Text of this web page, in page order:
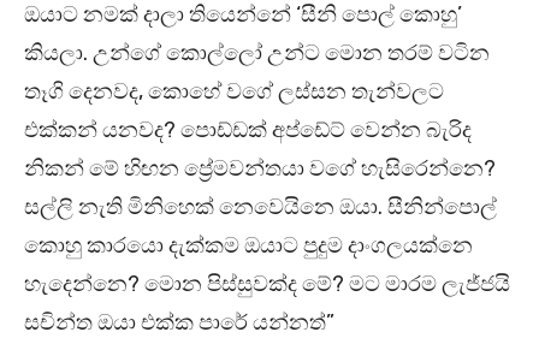
ඔයාට නමක් දාලා තියෙන්නේ ‘සීනි පොල් කොහු’
කියලා. උන්ගේ කොල්ලෝ උන්ට මොන තරම් වටින
තෑගි දෙනවද, කොහේ වගේ ලස්සන තැන්වලට
එක්කන් යනවද? පොඩ්ඩක් අප්ඩේට් වෙන්න බැරිද
නිකන් මේ හිඟන ප්‍රේමවන්තයා වගේ හැසිරෙන්නෙ?
සල්ලි නැති මිනිහෙක් නෙවෙයිනෙ ඔයා. සීනින්පොල්
කොහු කාරයො දැක්කම ඔයාට පුදුම දාංගලයක්නෙ
හැදෙන්නෙ? මොන පිස්සුවක්ද මේ? මට මාරම ලැජ්ජයි
සචින්ත ඔයා එක්ක පාරේ යන්නත්”